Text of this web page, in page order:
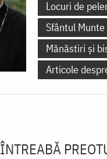
Locuri de
Sfântul
Mănăstiri și
Articole
ÎNTREABĂ